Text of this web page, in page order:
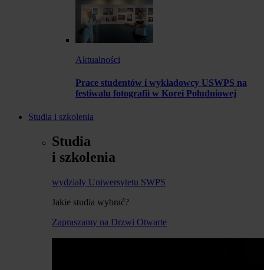
Aktualności
Prace studentów i wykładowcy USWPS na
festiwalu fotografii w Korei Południowej
Studia i szkolenia
Studia
i szkolenia
wydziały Uniwersytetu SWPS
Jakie studia wybrać?
Zapraszamy na Drzwi Otwarte